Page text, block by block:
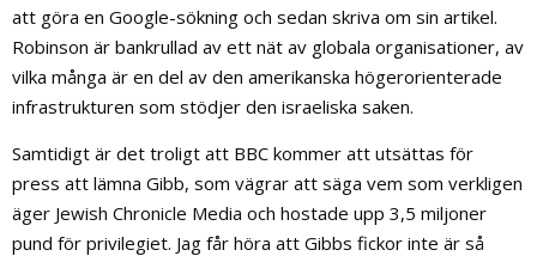
att göra en Google-sökning och sedan skriva om sin artikel.
Robinson är bankrullad av ett nät av globala organisationer, av
vilka många är en del av den amerikanska högerorienterade
infrastrukturen som stödjer den israeliska saken.
Samtidigt är det troligt att BBC kommer att utsättas för
press att lämna Gibb, som vägrar att säga vem som verkligen
äger Jewish Chronicle Media och hostade upp 3,5 miljoner
pund för privilegiet. Jag får höra att Gibbs fickor inte är så